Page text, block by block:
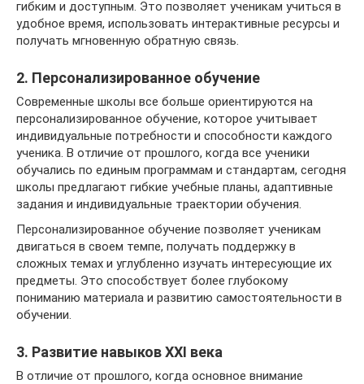
гибким и доступным. Это позволяет ученикам учиться в
удобное время, использовать интерактивные ресурсы и
получать мгновенную обратную связь.
2. Персонализированное обучение
Современные школы все больше ориентируются на
персонализированное обучение, которое учитывает
индивидуальные потребности и способности каждого
ученика. В отличие от прошлого, когда все ученики
обучались по единым программам и стандартам, сегодня
школы предлагают гибкие учебные планы, адаптивные
задания и индивидуальные траектории обучения.
Персонализированное обучение позволяет ученикам
двигаться в своем темпе, получать поддержку в
сложных темах и углубленно изучать интересующие их
предметы. Это способствует более глубокому
пониманию материала и развитию самостоятельности в
обучении.
3. Развитие навыков XXI века
В отличие от прошлого, когда основное внимание